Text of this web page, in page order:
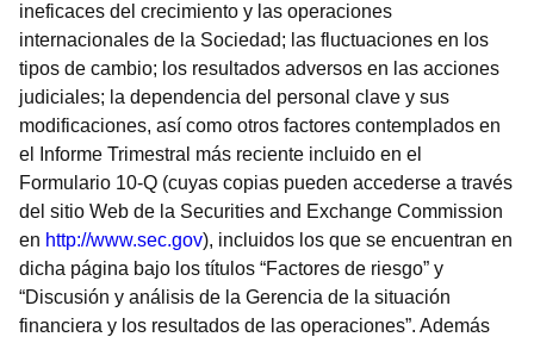
ineficaces del crecimiento y las operaciones
internacionales de la Sociedad; las fluctuaciones en los
tipos de cambio; los resultados adversos en las acciones
judiciales; la dependencia del personal clave y sus
modificaciones, así como otros factores contemplados en
el Informe Trimestral más reciente incluido en el
Formulario 10-Q (cuyas copias pueden accederse a través
del sitio Web de la Securities and Exchange Commission
en http://www.sec.gov), incluidos los que se encuentran en
dicha página bajo los títulos “Factores de riesgo” y
“Discusión y análisis de la Gerencia de la situación
financiera y los resultados de las operaciones”. Además